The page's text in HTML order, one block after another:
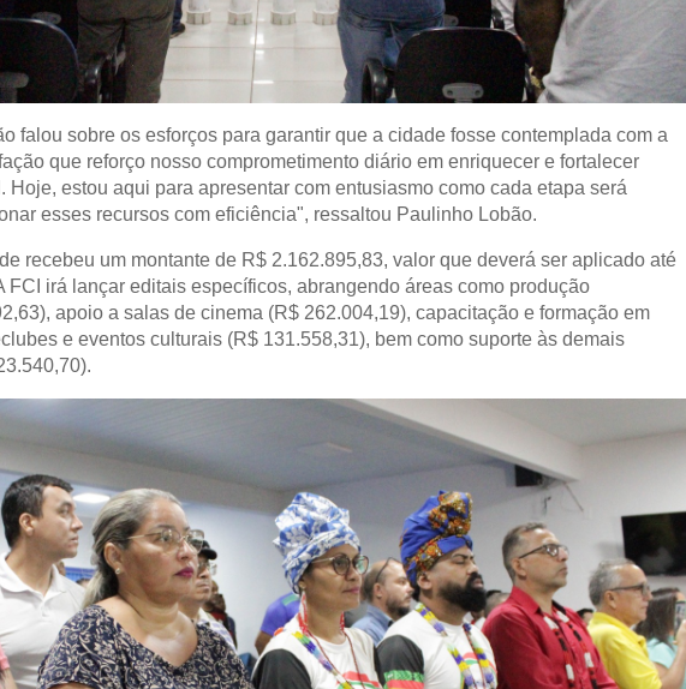
falou sobre os esforços para garantir que a cidade fosse contemplada com a
que reforço nosso comprometimento diário em enriquecer e fortalecer
Hoje, estou aqui para apresentar com entusiasmo como cada etapa será
esses recursos com eficiência", ressaltou Paulinho Lobão.
recebeu um montante de R$ 2.162.895,83, valor que deverá ser aplicado até
FCI irá lançar editais específicos, abrangendo áreas como produção
apoio a salas de cinema (R$ 262.004,19), capacitação e formação em
e eventos culturais (R$ 131.558,31), bem como suporte às demais